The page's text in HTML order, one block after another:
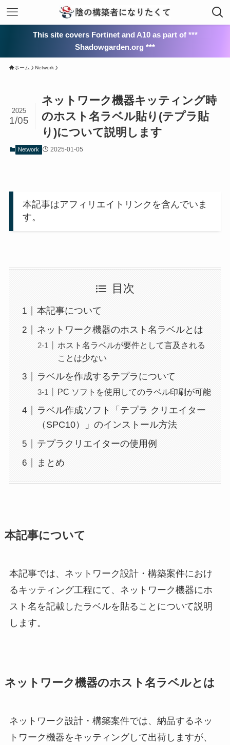
This site covers Fortinet and A10 as part of ***
Shadowgarden.org ***
ホーム Network
ネットワーク機器キッティング時
のホスト名ラベル貼り(テプラ貼
り)について説明します
2025
1/05
Network 2025-01-05
本記事はアフィリエイトリンクを含んでいま
す。
目次
本記事について
ネットワーク機器のホスト名ラベルとは
ホスト名ラベルが要件として言及される
ことは少ない
ラベルを作成するテプラについて
PC ソフトを使用してのラベル印刷が可能
ラベル作成ソフト「テプラ クリエイター
（SPC10）」のインストール方法
テプラクリエイターの使用例
まとめ
本記事について
本記事では、ネットワーク設計・構築案件におけ
るキッティング工程にて、ネットワーク機器にホ
スト名を記載したラベルを貼ることについて説明
します。
ネットワーク機器のホスト名ラベルとは
ネットワーク設計・構築案件では、納品するネッ
トワーク機器をキッティングして出荷しますが、